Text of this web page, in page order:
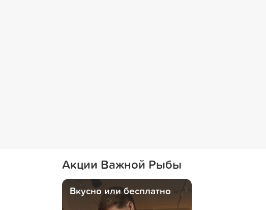
Акции Важной Рыбы
Вкусно или бесплатно